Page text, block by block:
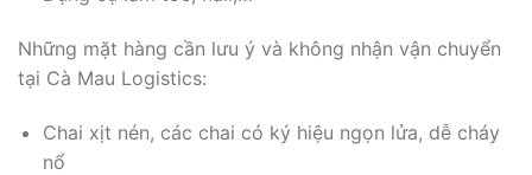
Những mặt hàng cần lưu ý và không nhận vận chuyển
tại Cà Mau Logistics:
Chai xịt nén, các chai có ký hiệu ngọn lửa, dễ cháy
nổ